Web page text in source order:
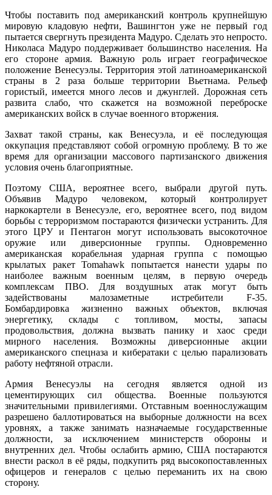
Чтобы поставить под американский контроль крупнейшую
мировую кладовую нефти, Вашингтон уже не первый год
пытается свергнуть президента Мадуро. Сделать это непросто.
Николаса Мадуро поддерживает большинство населения. На
его стороне армия. Важную роль играет географическое
положение Венесуэлы. Территория этой латиноамериканской
страны в 2 раза больше территории Вьетнама. Рельеф
гористый, имеется много лесов и джунглей. Дорожная сеть
развита слабо, что скажется на возможной переброске
американских войск в случае военного вторжения.
Захват такой страны, как Венесуэла, и её последующая
оккупация представляют собой огромную проблему. В то же
время для организации массового партизанского движения
условия очень благоприятные.
Поэтому США, вероятнее всего, выбрали другой путь.
Объявив Мадуро человеком, который контролирует
наркокартели в Венесуэле, его, вероятнее всего, под видом
борьбы с терроризмом постараются физически устранить. Для
этого ЦРУ и Пентагон могут использовать высокоточное
оружие или диверсионные группы. Одновременно
американская корабельная ударная группа с помощью
крылатых ракет Tomahawk попытается нанести удары по
наиболее важным военным целям, в первую очередь
комплексам ПВО. Для воздушных атак могут быть
задействованы малозаметные истребители F-35.
Бомбардировка жизненно важных объектов, включая
энергетику, склады с топливом, мосты, запасы
продовольствия, должна вызвать панику и хаос среди
мирного населения. Возможны диверсионные акции
американского спецназа и кибератаки с целью парализовать
работу нефтяной отрасли.
Армия Венесуэлы на сегодня является одной из
цементирующих сил общества. Военные пользуются
значительными привилегиями. Отставным военнослужащим
разрешено баллотироваться на выборные должности на всех
уровнях, а также занимать назначаемые государственные
должности, за исключением министерств обороны и
внутренних дел. Чтобы ослабить армию, США постараются
внести раскол в её ряды, подкупить ряд высокопоставленных
офицеров и генералов с целью переманить их на свою
сторону.